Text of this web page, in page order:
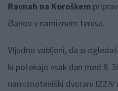
Ravnah na Koroškem
članov v namiznem tenisu.
Vljudno vabljeni, da si
ki potekajo vsak dan med 9.
namiznoteniški dvorani IZZIV